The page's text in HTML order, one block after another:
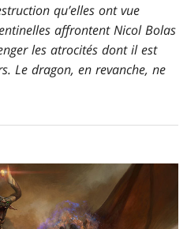
qu’elles ont vue
affrontent Nicol Bolas
les atrocités dont il est
Le dragon, en revanche, ne